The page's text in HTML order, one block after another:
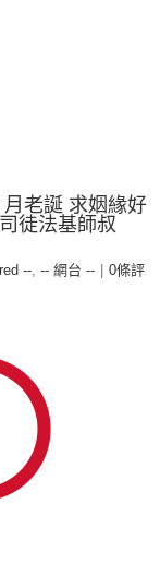
月老誕 求姻緣好
徒法基師叔
--, -- 網台 --
0條評